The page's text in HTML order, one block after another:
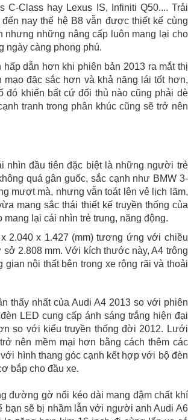
Class hay Lexus IS, Infiniti Q50.... Trải
nay thế hệ B8 vẫn được thiết kế cùng
những nâng cấp luôn mang lại cho
ngày càng phong phú.
dẫn hơn khi phiên bản 2013 ra mắt thị
đặc sắc hơn và khả năng lái tốt hơn,
khiến bất cứ đối thủ nào cũng phải dè
tranh trong phân khúc cũng sẽ trở nên
nhìn đầu tiên đặc biệt là những người trẻ
quá gân guốc, sắc cạnh như BMW 3-
mượt mà, nhưng vẫn toát lên vẻ lịch lãm,
mang sắc thái thiết kế truyền thống của
lại cái nhìn trẻ trung, năng động.
2.040 x 1.427 (mm) tương ứng với chiều
2.808 mm. Với kích thước này, A4 trông
gian nội thất bên trong xe rộng rãi và thoải
thấy nhất của Audi A4 2013 so với phiên
LED cung cấp ánh sáng trắng hiện đại
so với kiểu truyền thống đời 2012. Lưới
nên mềm mại hơn bằng cách thêm các
hình thang góc cạnh kết hợp với bộ đèn
bắp cho đầu xe.
đường gờ nổi kéo dài mang đậm chất khí
bạn sẽ bị nhầm lẫn với người anh Audi A6